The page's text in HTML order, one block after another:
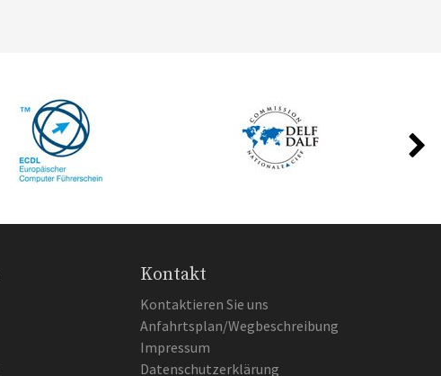
Kontakt
Kontaktieren Sie uns
Anfahrtsplan/Wegbeschreibung
Impressum
Datenschutzerklärung